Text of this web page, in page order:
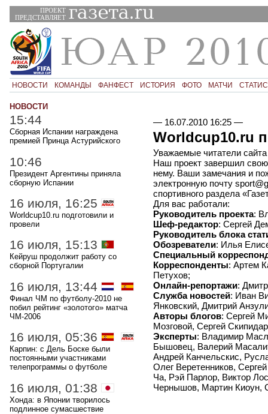
ПРОЕКТ
ПРЕДСТАВЛЯЕТ
НОВОСТИ КОМАНДЫ ФАНФЕСТ ИСТОРИЯ ФОТО МАТЧИ
— 16.07.2010 16:25—
Worldcup10.ru
Уважаемые читатели
Наш проект завершил свою
нему. Ваши замечания и
электронную почту
спортивного раздела
Для вас работали:
Руководитель проекта:
Шеф-редактор: Сергей
Руководитель блока
Обозреватели: Илья
Специальный
Корреспонденты: Артем
Петухов;
Онлайн-репортажи:
Служба новостей: Иван
Янковский, Дмитрий
Авторы блогов: Сергей
Мозговой, Сергей
Эксперты: Владимир
Бышовец, Валерий
Андрей Канчельскис,
Олег Веретенников,
Ча, Рэй Парлор, Виктор
Чернышов, Мартин Киоун,
НОВОСТИ
15:44
Сборная Испании награждена
премией Принца Астурийского
10:46
Президент Аргентины приняла
сборную Испании
16 июля, 16:25
Worldcup10.ru подготовили и
провели
16 июля, 15:13
Кейруш продолжит работу со
сборной Португалии
16 июля, 13:44
Финал ЧМ по футболу-2010 не
побил рейтинг «золотого» матча
ЧМ-2006
16 июля, 05:36
Карпин: с Дель Боске были
постоянными участниками
телепрограммы о футболе
16 июля, 01:38
Хонда: в Японии творилось
подлинное сумасшествие